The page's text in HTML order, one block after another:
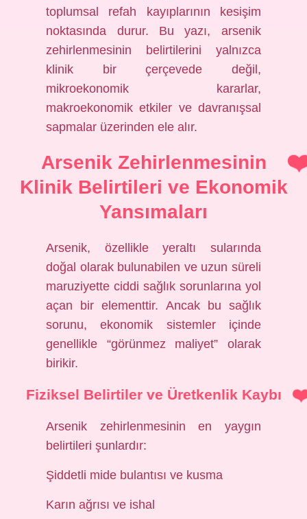
toplumsal refah kayıplarının kesişim
noktasında durur. Bu yazı, arsenik
zehirlenmesinin belirtilerini yalnızca
klinik bir çerçevede değil,
mikroekonomik kararlar,
makroekonomik etkiler ve davranışsal
sapmalar üzerinden ele alır.
Arsenik Zehirlenmesinin
Klinik Belirtileri ve Ekonomik
Yansımaları
Arsenik, özellikle yeraltı sularında
doğal olarak bulunabilen ve uzun süreli
maruziyette ciddi sağlık sorunlarına yol
açan bir elementtir. Ancak bu sağlık
sorunu, ekonomik sistemler içinde
genellikle “görünmez maliyet” olarak
birikir.
Fiziksel Belirtiler ve Üretkenlik Kaybı
Arsenik zehirlenmesinin en yaygın
belirtileri şunlardır:
Şiddetli mide bulantısı ve kusma
Karın ağrısı ve ishal